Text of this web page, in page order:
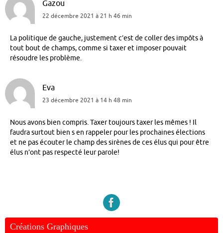
Gazou
22 décembre 2021 à 21 h 46 min
La politique de gauche, justement c’est de coller des impôts à
tout bout de champs, comme si taxer et imposer pouvait
résoudre les problème.
Eva
23 décembre 2021 à 14 h 48 min
Nous avons bien compris. Taxer toujours taxer les mêmes ! Il
faudra surtout bien s en rappeler pour les prochaines élections
et ne pas écouter le champ des sirènes de ces élus qui pour être
élus n’ont pas respecté leur parole!
Créations Graphiques